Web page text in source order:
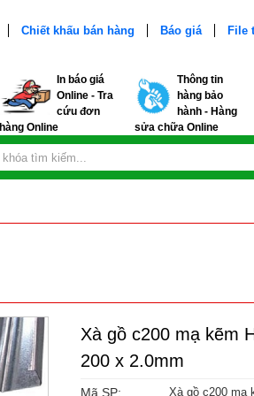
Chiết khấu bán hàng Báo giá File
In báo giá
Online - Tra
cứu đơn
hàng Online
Thông tin
hàng bảo
hành - Hàng
sửa chữa Online
Xà gồ c200 mạ kẽm
200 x 2.0mm
Mã SP:
Xà gồ c200 mạ